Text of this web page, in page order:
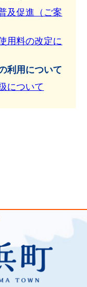
及促進（ご案
用料の改定に
利用について
について